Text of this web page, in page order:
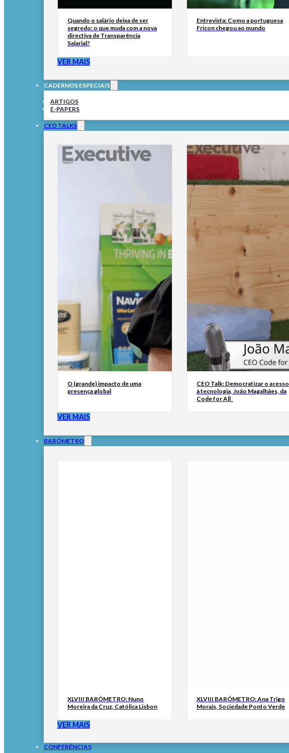
Quando o salário deixa de ser
segredo: o que muda com a nova
directiva de Transparência
Salarial?
Entrevista: Como a portuguesa
Fricon chegou ao mundo
VER MAIS
CADERNOS ESPECIAIS
ARTIGOS
E-PAPERS
CEO TALKS
O (grande) impacto de uma
presença global
CEO Talk: Democratizar o acesso
à tecnologia, João Magalhães, da
Code for All_
VER MAIS
BARÓMETRO
XLVIII BARÓMETRO: Nuno
Moreira da Cruz, Católica Lisbon
XLVIII BARÓMETRO: Ana Trigo
Morais, Sociedade Ponto Verde
VER MAIS
CONFERÊNCIAS